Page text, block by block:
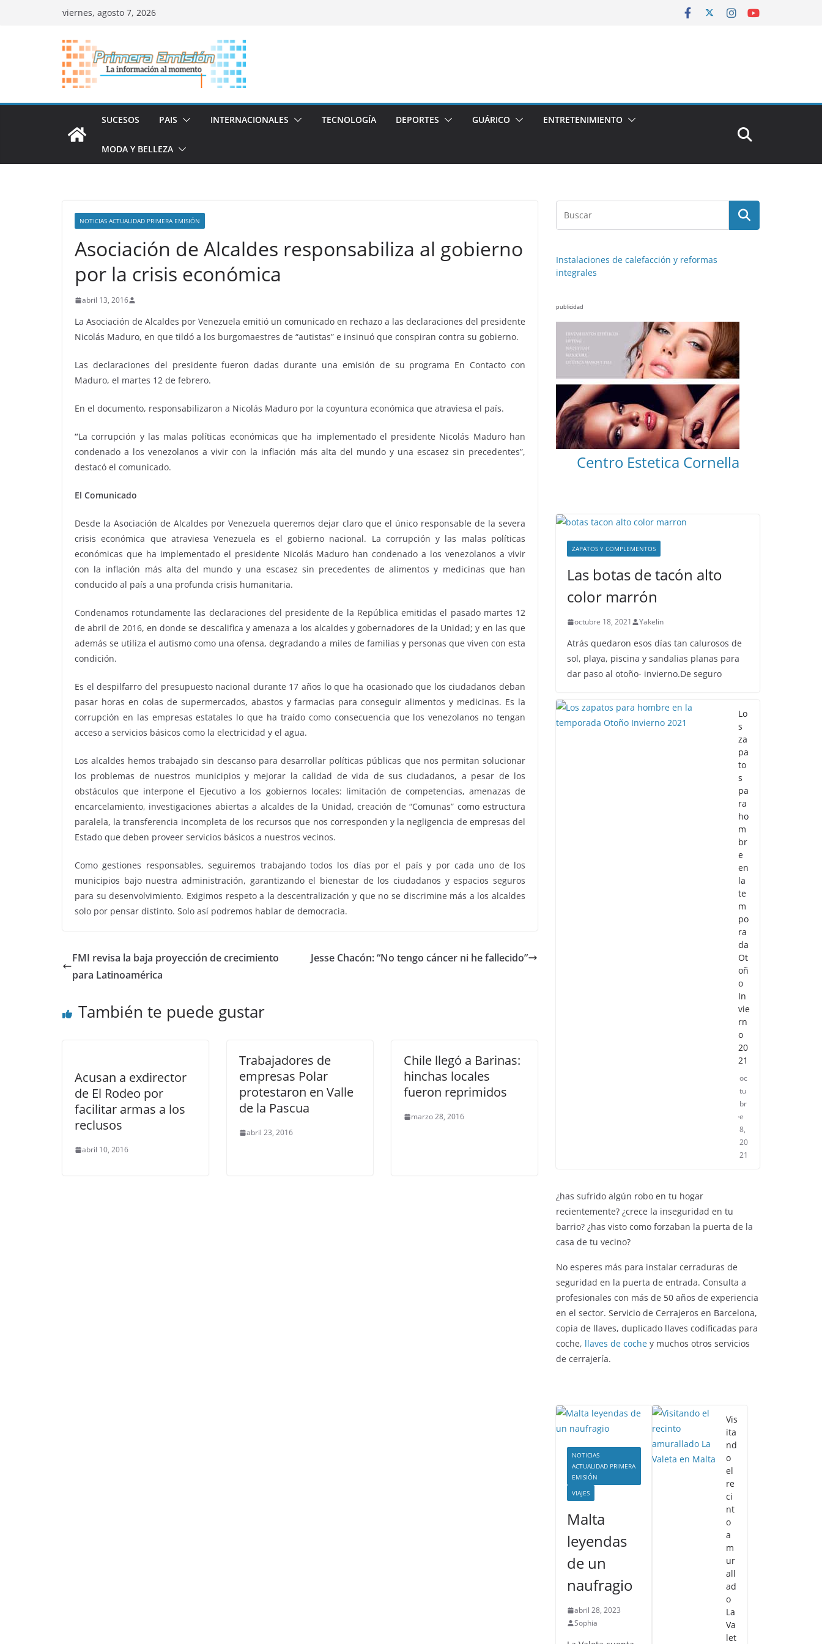
viernes, agosto 7, 2026
SUCESOS PAIS INTERNACIONALES TECNOLOGÍA DEPORTES GUÁRICO ENTRETENIMIENTO
MODA Y BELLEZA
NOTICIAS ACTUALIDAD PRIMERA EMISIÓN
Asociación de Alcaldes responsabiliza al gobierno
por la crisis económica
abril 13, 2016
La Asociación de Alcaldes por Venezuela emitió un comunicado en rechazo a las declaraciones del presidente
Nicolás Maduro, en que tildó a los burgomaestres de “autistas” e insinuó que conspiran contra su gobierno.
Las declaraciones del presidente fueron dadas durante una emisión de su programa En Contacto con
Maduro, el martes 12 de febrero.
En el documento, responsabilizaron a Nicolás Maduro por la coyuntura económica que atraviesa el país.
“La corrupción y las malas políticas económicas que ha implementado el presidente Nicolás Maduro han
condenado a los venezolanos a vivir con la inflación más alta del mundo y una escasez sin precedentes”,
destacó el comunicado.
El Comunicado
Desde la Asociación de Alcaldes por Venezuela queremos dejar claro que el único responsable de la severa
crisis económica que atraviesa Venezuela es el gobierno nacional. La corrupción y las malas políticas
económicas que ha implementado el presidente Nicolás Maduro han condenado a los venezolanos a vivir
con la inflación más alta del mundo y una escasez sin precedentes de alimentos y medicinas que han
conducido al país a una profunda crisis humanitaria.
Condenamos rotundamente las declaraciones del presidente de la República emitidas el pasado martes 12
de abril de 2016, en donde se descalifica y amenaza a los alcaldes y gobernadores de la Unidad; y en las que
además se utiliza el autismo como una ofensa, degradando a miles de familias y personas que viven con esta
condición.
Es el despilfarro del presupuesto nacional durante 17 años lo que ha ocasionado que los ciudadanos deban
pasar horas en colas de supermercados, abastos y farmacias para conseguir alimentos y medicinas. Es la
corrupción en las empresas estatales lo que ha traído como consecuencia que los venezolanos no tengan
acceso a servicios básicos como la electricidad y el agua.
Los alcaldes hemos trabajado sin descanso para desarrollar políticas públicas que nos permitan solucionar
los problemas de nuestros municipios y mejorar la calidad de vida de sus ciudadanos, a pesar de los
obstáculos que interpone el Ejecutivo a los gobiernos locales: limitación de competencias, amenazas de
encarcelamiento, investigaciones abiertas a alcaldes de la Unidad, creación de “Comunas” como estructura
paralela, la transferencia incompleta de los recursos que nos corresponden y la negligencia de empresas del
Estado que deben proveer servicios básicos a nuestros vecinos.
Como gestiones responsables, seguiremos trabajando todos los días por el país y por cada uno de los
municipios bajo nuestra administración, garantizando el bienestar de los ciudadanos y espacios seguros
para su desenvolvimiento. Exigimos respeto a la descentralización y que no se discrimine más a los alcaldes
solo por pensar distinto. Solo así podremos hablar de democracia.
FMI revisa la baja proyección de crecimiento
para Latinoamérica
Jesse Chacón: “No tengo cáncer ni he fallecido”
También te puede gustar
Acusan a exdirector
de El Rodeo por
facilitar armas a los
reclusos
abril 10, 2016
Trabajadores de
empresas Polar
protestaron en Valle
de la Pascua
abril 23, 2016
Chile llegó a Barinas:
hinchas locales
fueron reprimidos
marzo 28, 2016
Instalaciones de calefacción y reformas
integrales
publicidad
Centro Estetica Cornella
ZAPATOS Y COMPLEMENTOS
Las botas de tacón alto
color marrón
octubre 18, 2021 Yakelin
Atrás quedaron esos días tan calurosos de
sol, playa, piscina y sandalias planas para
dar paso al otoño- invierno.De seguro
Lo
s
za
pa
to
s
pa
ra
ho
m
br
e
en
la
te
m
po
ra
da
Ot
oñ
o
In
vie
rn
o
20
21
oc
tu
br
e
8,
20
21
¿has sufrido algún robo en tu hogar
recientemente? ¿crece la inseguridad en tu
barrio? ¿has visto como forzaban la puerta de la
casa de tu vecino?
No esperes más para instalar cerraduras de
seguridad en la puerta de entrada. Consulta a
profesionales con más de 50 años de experiencia
en el sector. Servicio de Cerrajeros en Barcelona,
copia de llaves, duplicado llaves codificadas para
coche, llaves de coche y muchos otros servicios
de cerrajería.
NOTICIAS
ACTUALIDAD PRIMERA
EMISIÓN
VIAJES
Malta
leyendas
de un
naufragio
abril 28, 2023
Sophia
Vis
ita
nd
o
el
re
ci
nt
o
a
m
ur
all
ad
o
La
Va
let